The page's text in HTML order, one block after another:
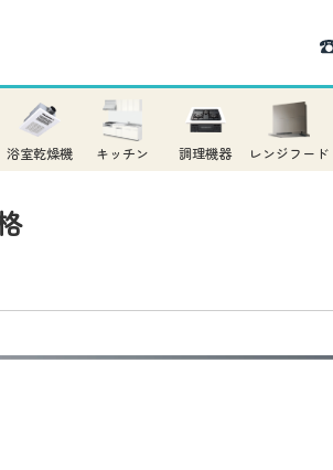
浴室乾燥機 キッチン 調理機器 レンジフード